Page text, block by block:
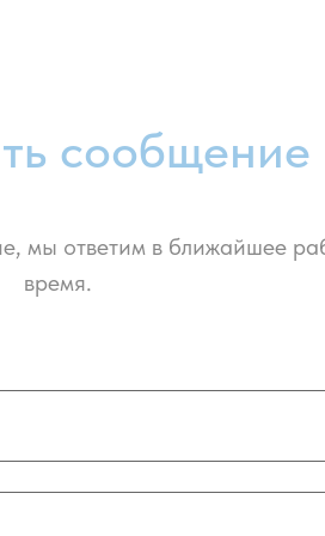
сообщение
мы ответим в ближайшее
время.